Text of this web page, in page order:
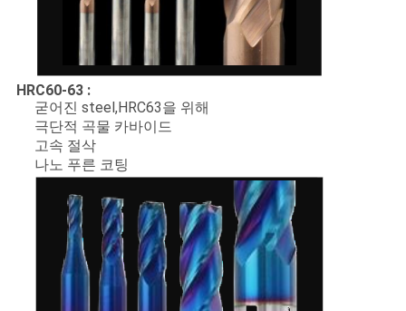
HRC60-63 :
굳어진 steel,HRC63을 위해
극단적 곡물 카바이드
고속 절삭
나노 푸른 코팅